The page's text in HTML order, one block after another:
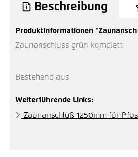
Beschreibung
Produktinformationen
Zaunanschluss grün komplett
Bestehend aus
Weiterführende Links:
Zaunanschluß 1250mm für